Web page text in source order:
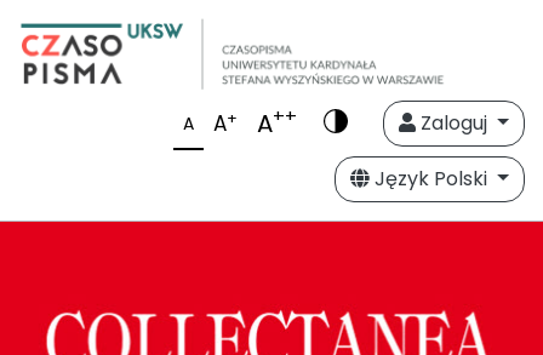
A A+ A++
Zaloguj
Język Polski